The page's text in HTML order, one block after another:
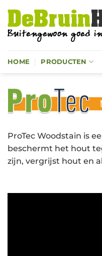
inhoud
HOME PRODUCTEN
ProTec Woodstain is
beschermt het hout
zijn, vergrijst hout en